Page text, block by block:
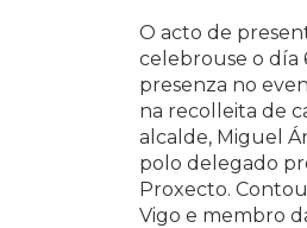
O acto de
celebrouse o día
presenza no
na recolleita de
alcalde, Miguel
polo delegado
Proxecto.
Vigo e membro